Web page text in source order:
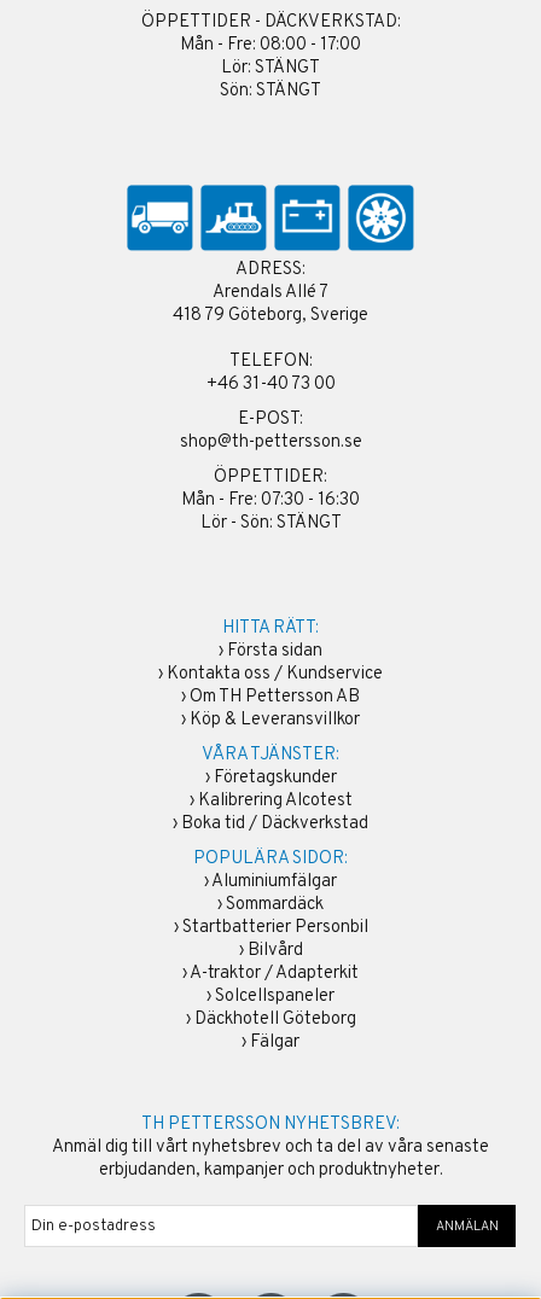
ÖPPETTIDER - DÄCKVERKSTAD:
Mån - Fre: 08:00 - 17:00
Lör: STÄNGT
Sön: STÄNGT
ADRESS:
Arendals Allé 7
418 79 Göteborg, Sverige
TELEFON:
+46 31-40 73 00
E-POST:
shop@th-pettersson.se
ÖPPETTIDER:
Mån - Fre: 07:30 - 16:30
Lör - Sön: STÄNGT
HITTA RÄTT:
› Första sidan
› Kontakta oss / Kundservice
› Om TH Pettersson AB
› Köp & Leveransvillkor
VÅRA TJÄNSTER:
› Företagskunder
› Kalibrering Alcotest
› Boka tid / Däckverkstad
POPULÄRA SIDOR:
›Aluminiumfälgar
›Sommardäck
›Startbatterier Personbil
› Bilvård
›A-traktor / Adapterkit
›Solcellspaneler
› Däckhotell Göteborg
› Fälgar
TH PETTERSSON NYHETSBREV:
Anmäl dig till vårt nyhetsbrev och ta del av våra senaste
erbjudanden, kampanjer och produktnyheter.
ANMÄLAN